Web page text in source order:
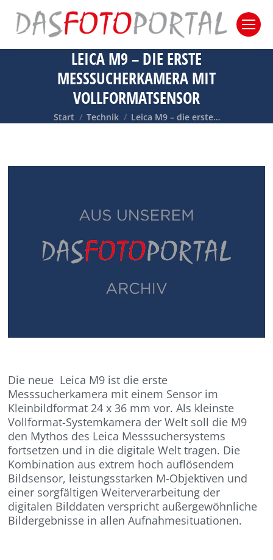
LEICA M9 – DIE ERSTE
MESSSUCHERKAMERA MIT
VOLLFORMATSENSOR
Sie befinden sich hier:
Start Technik Leica M9 – die erste…
Die neue Leica M9 ist die erste
Messsucherkamera mit einem Sensor im
Kleinbildformat 24 x 36 mm vor. Als kleinste
Vollformat-Systemkamera der Welt soll die M9
den Mythos des Leica Messsuchersystems
fortsetzen und in die digitale Welt tragen. Die
Kombination aus extrem hoch auflösendem
Bildsensor, leistungsstarken M-Objektiven und
einer sorgfältigen Weiterverarbeitung der
digitalen Bilddaten verspricht außergewöhnliche
Bildergebnisse in allen Aufnahmesituationen.